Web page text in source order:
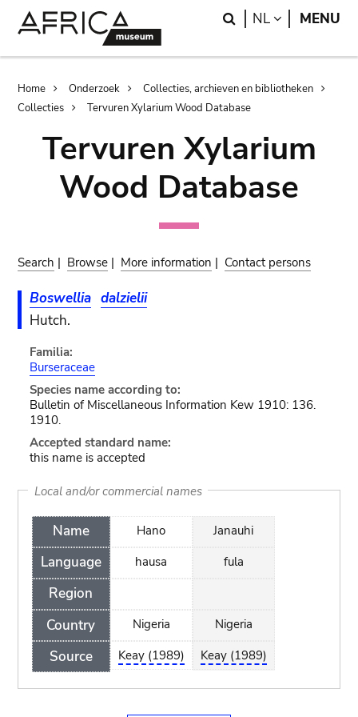
Search
NL LANGUAGE
MENU
Breadcrumb
Home Onderzoek
Collecties, archieven en bibliotheken
Collecties
Tervuren Xylarium Wood Database
Tervuren Xylarium
Wood Database
Search | Browse | More information | Contact persons
Boswellia dalzielii
Hutch.
Familia:
Burseraceae
Species name according to:
Bulletin of Miscellaneous Information Kew 1910: 136.
1910.
Accepted standard name:
this name is accepted
Local and/or commercial names
Name
Language
Region
Country
Source
Hano
hausa
Nigeria
Keay (1989)
Janauhi
fula
Nigeria
Keay (1989)